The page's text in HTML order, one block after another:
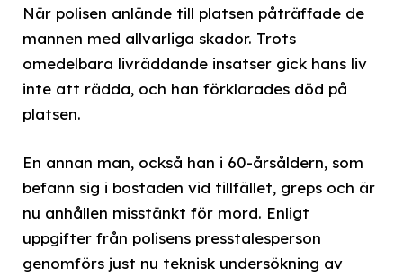
När polisen anlände till platsen påträffade de
mannen med allvarliga skador. Trots
omedelbara livräddande insatser gick hans liv
inte att rädda, och han förklarades död på
platsen.
En annan man, också han i 60-årsåldern, som
befann sig i bostaden vid tillfället, greps och är
nu anhållen misstänkt för mord. Enligt
uppgifter från polisens presstalesperson
genomförs just nu teknisk undersökning av